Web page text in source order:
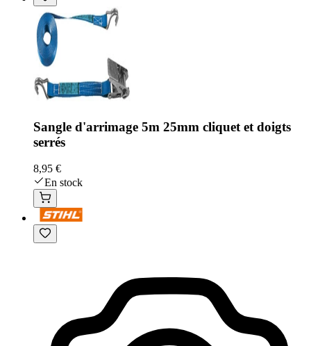
Sangle d'arrimage 5m 25mm cliquet et doigts
serrés
8,95 €
En stock